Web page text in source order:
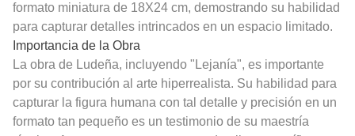
formato miniatura de 18X24 cm, demostrando su habilidad
para capturar detalles intrincados en un espacio limitado.
Importancia de la Obra
La obra de Ludeña, incluyendo "Lejanía", es importante
por su contribución al arte hiperrealista. Su habilidad para
capturar la figura humana con tal detalle y precisión en un
formato tan pequeño es un testimonio de su maestría